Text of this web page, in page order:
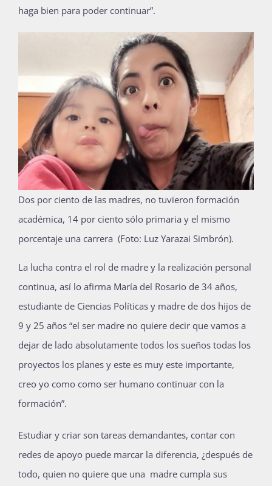
haga bien para poder continuar”.
Dos por ciento de las madres, no tuvieron formación
académica, 14 por ciento sólo primaria y el mismo
porcentaje una carrera (Foto: Luz Yarazai Simbrón).
La lucha contra el rol de madre y la realización personal
continua, así lo afirma María del Rosario de 34 años,
estudiante de Ciencias Políticas y madre de dos hijos de
9 y 25 años “el ser madre no quiere decir que vamos a
dejar de lado absolutamente todos los sueños todas los
proyectos los planes y este es muy este importante,
creo yo como como ser humano continuar con la
formación”.
Estudiar y criar son tareas demandantes, contar con
redes de apoyo puede marcar la diferencia, ¿después de
todo, quien no quiere que una madre cumpla sus